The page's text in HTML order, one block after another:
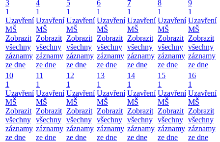
3
1
Uzavření
MŠ
Zobrazit
všechny
záznamy
ze dne
4
1
Uzavření
MŠ
Zobrazit
všechny
záznamy
ze dne
5
1
Uzavření
MŠ
Zobrazit
všechny
záznamy
ze dne
6
1
Uzavření
MŠ
Zobrazit
všechny
záznamy
ze dne
7
1
Uzavření
MŠ
Zobrazit
všechny
záznamy
ze dne
8
1
Uzavření
MŠ
Zobrazit
všechny
záznamy
ze dne
9
1
Uzavření
MŠ
Zobrazit
všechny
záznamy
ze dne
10
1
Uzavření
MŠ
Zobrazit
všechny
záznamy
ze dne
11
1
Uzavření
MŠ
Zobrazit
všechny
záznamy
ze dne
12
1
Uzavření
MŠ
Zobrazit
všechny
záznamy
ze dne
13
1
Uzavření
MŠ
Zobrazit
všechny
záznamy
ze dne
14
1
Uzavření
MŠ
Zobrazit
všechny
záznamy
ze dne
15
1
Uzavření
MŠ
Zobrazit
všechny
záznamy
ze dne
16
1
Uzavření
MŠ
Zobrazit
všechny
záznamy
ze dne